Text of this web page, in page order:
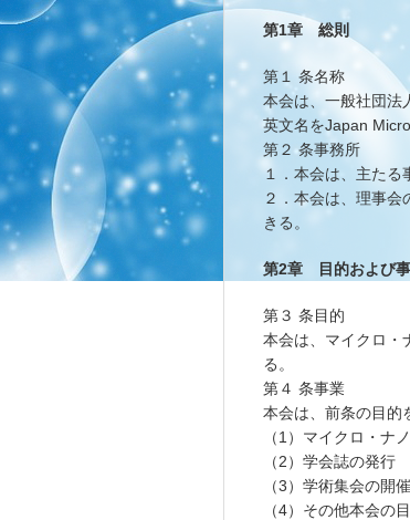
第1章 総則
第１ 条名称
本会は、一般社団法
英文名をJapan
第２ 条事務所
１．本会は、主たる
２．本会は、理事
きる。
第2章 目的および
第３ 条目的
本会は、マイクロ・
る。
第４ 条事業
本会は、前条の目的
（1）マイクロ・ナ
（2）学会誌の発行
（3）学術集会の開催
（4）その他本会の